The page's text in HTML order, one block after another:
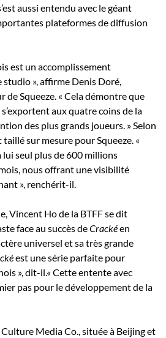
aussi entendu avec le géant
plateformes de diffusion
est un accomplissement
», affirme Denis Doré,
Squeeze. « Cela démontre que
aux quatre coins de la
des plus grands joueurs. » Selon
sur mesure pour Squeeze. «
seul plus de 600 millions
nous offrant une visibilité
», renchérit-il.
Vincent Ho de la BTFF se dit
face au succès deCrackéen
universel et sa très grande
est une série parfaite pour
», dit-il.« Cette entente avec
pas pour le développement de la
Media Co., située à Beijing et